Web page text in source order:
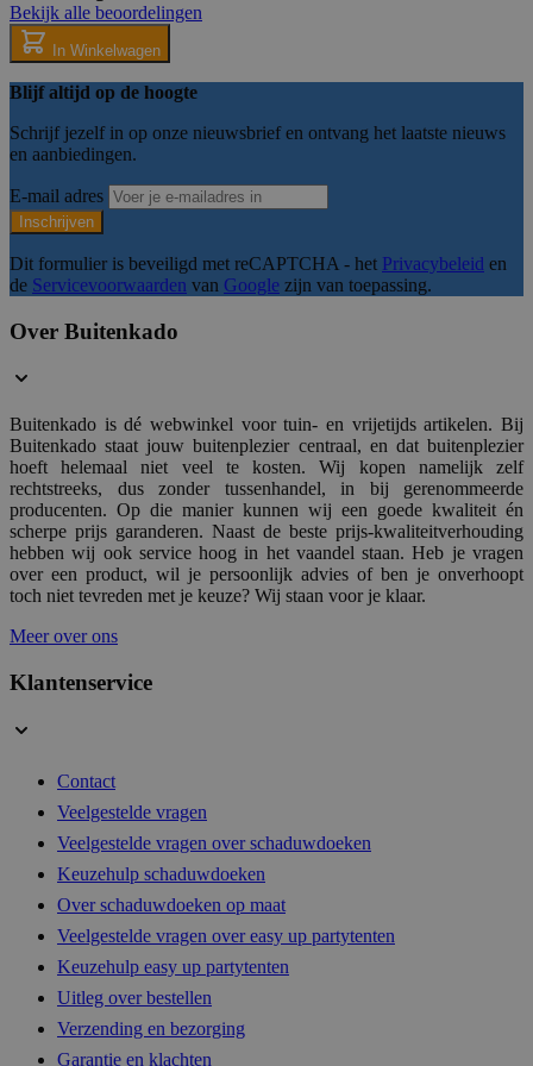
Bekijk alle beoordelingen
In Winkelwagen
Blijf altijd op de hoogte
Schrijf jezelf in op onze nieuwsbrief en ontvang het laatste nieuws
en aanbiedingen.
E-mail adres
Inschrijven
Dit formulier is beveiligd met reCAPTCHA - het Privacybeleid en
de Servicevoorwaarden van Google zijn van toepassing.
Over Buitenkado
Buitenkado is dé webwinkel voor tuin- en vrijetijds artikelen. Bij
Buitenkado staat jouw buitenplezier centraal, en dat buitenplezier
hoeft helemaal niet veel te kosten. Wij kopen namelijk zelf
rechtstreeks, dus zonder tussenhandel, in bij gerenommeerde
producenten. Op die manier kunnen wij een goede kwaliteit én
scherpe prijs garanderen. Naast de beste prijs-kwaliteitverhouding
hebben wij ook service hoog in het vaandel staan. Heb je vragen
over een product, wil je persoonlijk advies of ben je onverhoopt
toch niet tevreden met je keuze? Wij staan voor je klaar.
Meer over ons
Klantenservice
Contact
Veelgestelde vragen
Veelgestelde vragen over schaduwdoeken
Keuzehulp schaduwdoeken
Over schaduwdoeken op maat
Veelgestelde vragen over easy up partytenten
Keuzehulp easy up partytenten
Uitleg over bestellen
Verzending en bezorging
Garantie en klachten
.hubspot.net
59
_GRECAPTCHA
Google LLC
www.google.com
VISITOR_PRIVACY_METADATA
YouTube
.youtube.com
5
mage-cache-sessid